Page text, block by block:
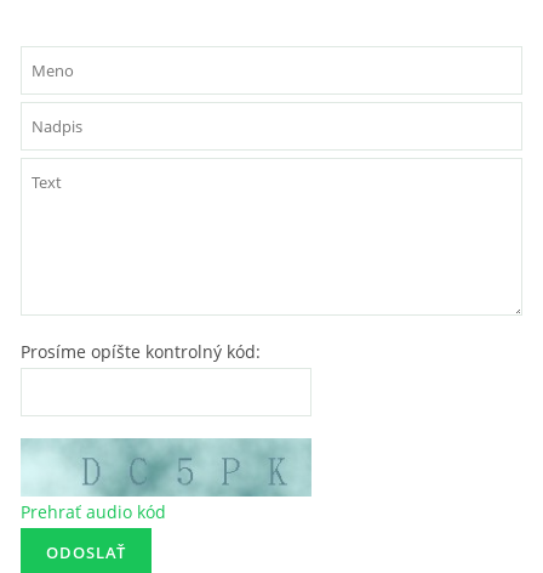
Prosíme opíšte kontrolný kód:
Prehrať audio kód